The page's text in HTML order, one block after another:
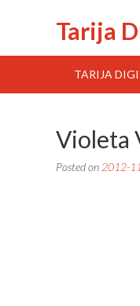
Tarija
TARIJA
Violeta
Posted on 2012-